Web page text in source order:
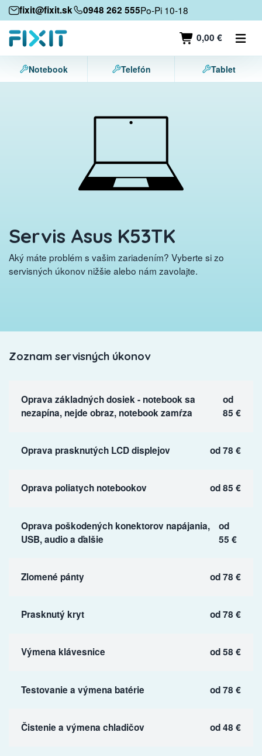
fixit@fixit.sk 0948 262 555Po-Pi 10-18
0,00 €
Mobilné zariadenia
Mobilné telefóny
Tablety
Notebook Telefón Tablet
Servis Asus K53TK
Aký máte problém s vašim zariadením? Vyberte si zo
servisných úkonov nižšie alebo nám zavolajte.
Zoznam servisných úkonov
Oprava základných dosiek - notebook sa
nezapína, nejde obraz, notebook zamŕza
od
85 €
Oprava prasknutých LCD displejov od 78 €
Oprava poliatych notebookov od 85 €
Oprava poškodených konektorov napájania,
USB, audio a ďalšie
od
55 €
Zlomené pánty od 78 €
Prasknutý kryt od 78 €
Výmena klávesnice od 58 €
Testovanie a výmena batérie od 78 €
Čistenie a výmena chladičov od 48 €